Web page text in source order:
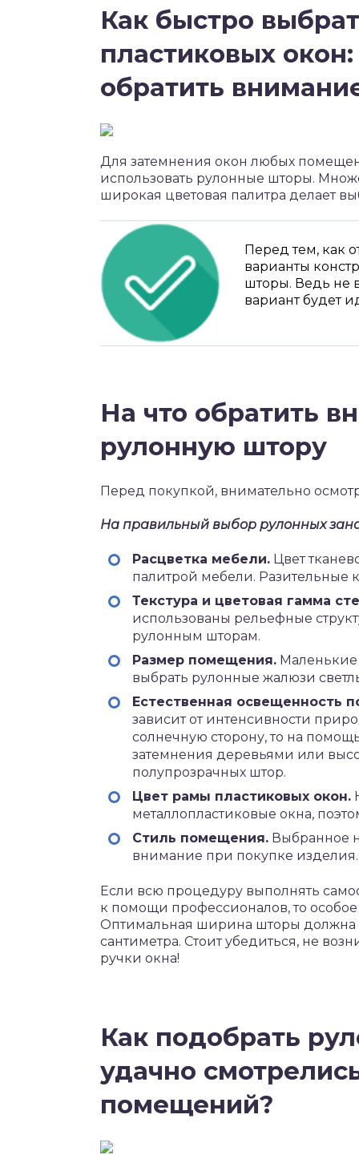
Как быстро
пластиковых
обратить
Для затемнения окон любых
использовать рулонные шторы.
широкая цветовая палитра делает
Перед тем, как
варианты
шторы. Ведь не
вариант будет
На что обратить
рулонную штору
Перед покупкой, внимательно
На правильный выбор рулонных
Расцветка мебели. Цвет
палитрой мебели. Разительные
Текстура и цветовая гамма
использованы рельефные
рулонным шторам.
Размер помещения. Маленькие
выбрать рулонные жалюзи
Естественная освещенность
зависит от интенсивности
солнечную сторону, то на
затемнения деревьями или
полупрозрачных штор.
Цвет рамы пластиковых окон.
металлопластиковые окна,
Стиль помещения. Выбранное
внимание при покупке изделия.
Если всю процедуру выполнять
к помощи профессионалов, то
Оптимальная ширина шторы должна
сантиметра. Стоит убедиться, не
ручки окна!
Как подобрать
удачно
помещений?